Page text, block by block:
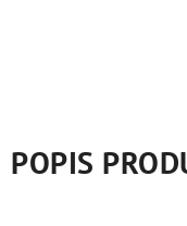
POPIS